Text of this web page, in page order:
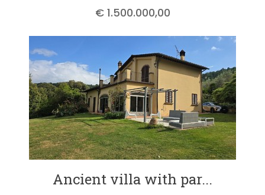
€ 1.500.000,00
Ancient villa with par...